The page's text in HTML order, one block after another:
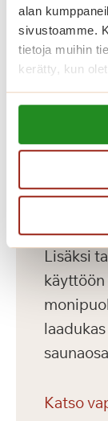
alan
sivustoamme.
tietoja muihin
kerätty, kun
Lue lisää
https://
Saga
Lisäksi
Katso